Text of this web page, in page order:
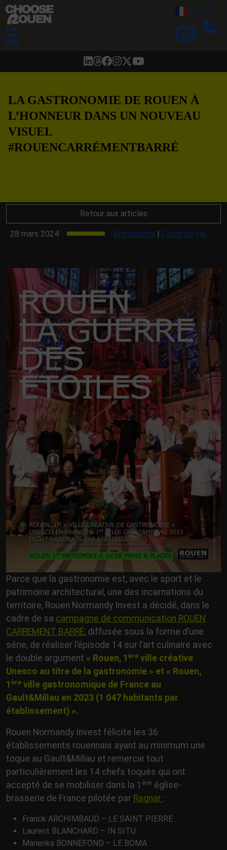
☰
French
LA GASTRONOMIE DE ROUEN À
L’HONNEUR DANS UN NOUVEAU
VISUEL
#ROUENCARRÉMENTBARRÉ
Retour aux articles
28 mars 2024 Attractivité | Cadre de vie
Parce que la gastronomie est, avec le sport et le
patrimoine architectural, une des incarnations du
territoire, Rouen Normandy Invest a décidé, dans le
cadre de sa campagne de communication ROUEN
CARREMENT BARRÉ, diffusée sous la forme d’une
série, de réaliser l’épisode 14 sur l’art culinaire avec
le double argument « Rouen, 1 ère ville créative
Unesco au titre de la gastronomie » et « Rouen,
1 ère ville gastronomique de France au
Gault&Millau en 2023 (1 047 habitants par
établissement) ».
Rouen Normandy Invest félicite les 36
établissements rouennais ayant au minimum une
toque au Gault&Millau et remercie tout
particulièrement les 14 chefs toqués qui ont
accepté de se mobiliser dans la 1 ère église-
brasserie de France pilotée par Ragnar :
Franck ARCHIMBAUD – LE SAINT PIERRE
Laurent BLANCHARD – IN SITU
Marienka BONNEFOND – LE BOMA